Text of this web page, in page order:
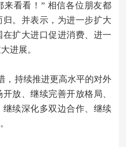
来看看！” 相信各位朋友都
归。并表示 ，为进一步扩大
扩大进口促进消费、进一
进展。
，持续推进更高水平的对外
放、继续完善开放格局、
续深化多双边合作、继续